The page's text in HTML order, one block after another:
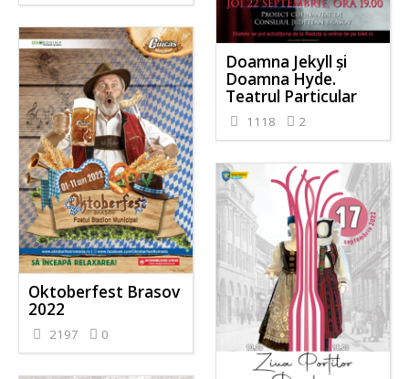
Doamna Jekyll și
Doamna Hyde.
Teatrul Particular
1118 2
Oktoberfest Brasov
2022
2197 0